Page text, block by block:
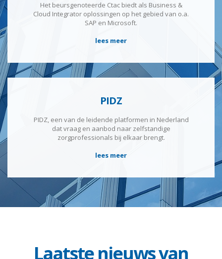
Het beursgenoteerde Ctac biedt als Business &
Cloud Integrator oplossingen op het gebied van o.a.
SAP en Microsoft.
lees meer
PIDZ
PIDZ, een van de leidende platformen in Nederland
dat vraag en aanbod naar zelfstandige
zorgprofessionals bij elkaar brengt.
lees meer
Laatste nieuws van